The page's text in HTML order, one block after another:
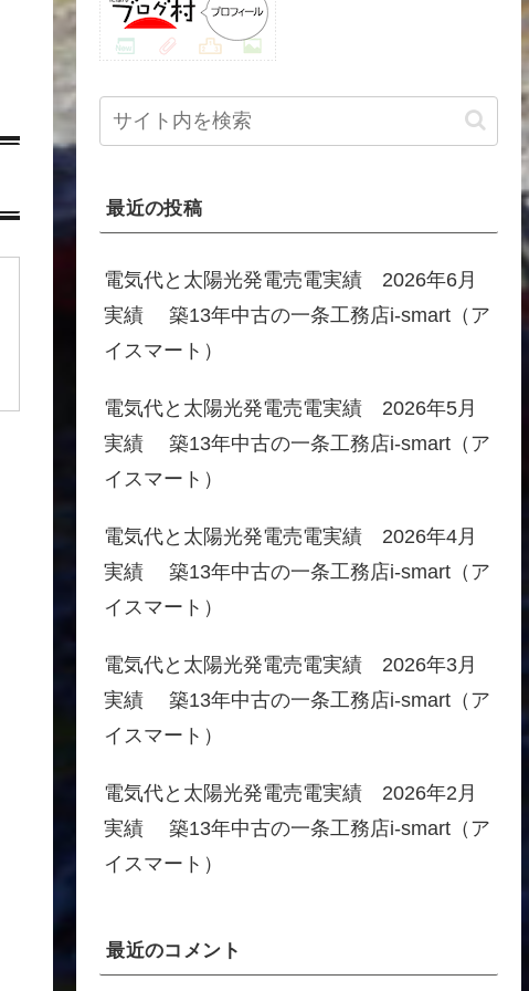
最近の投稿
電気代と太陽光発電売電実績 2026年6月
実績 築13年中古の一条工務店i-smart（ア
イスマート）
電気代と太陽光発電売電実績 2026年5月
実績 築13年中古の一条工務店i-smart（ア
イスマート）
電気代と太陽光発電売電実績 2026年4月
実績 築13年中古の一条工務店i-smart（ア
イスマート）
電気代と太陽光発電売電実績 2026年3月
実績 築13年中古の一条工務店i-smart（ア
イスマート）
電気代と太陽光発電売電実績 2026年2月
実績 築13年中古の一条工務店i-smart（ア
イスマート）
最近のコメント